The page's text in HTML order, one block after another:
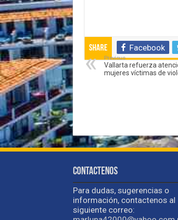
Share Facebook
Previous
Vallarta refuerza
mujeres víctimas de
Contactenos
Para dudas, sugerencias o
información, contactenos al
siguiente correo: